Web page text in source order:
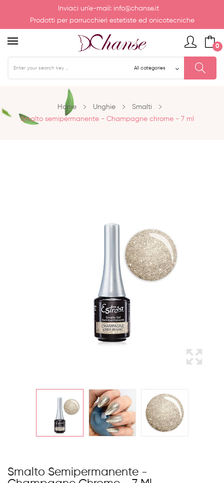
Inviaci un'e-mail: info@chanse.it
Prodotti per parrucchieri estetiste ed onicotecniche
0
Home Unghie
Smalti
Smalto semipermanente - Champagne chrome - 7 ml
Smalto Semipermanente -